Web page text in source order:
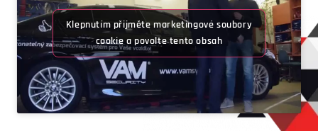
Klepnutím přijměte marketingové soubory
cookie a povolte tento obsah